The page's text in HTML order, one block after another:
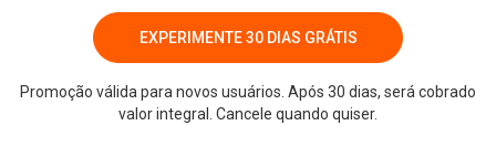
EXPERIMENTE 30 DIAS GRÁTIS
Promoção válida para novos usuários. Após 30 dias, será cobrado
valor integral. Cancele quando quiser.